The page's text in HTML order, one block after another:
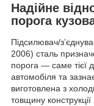
Надійне
порога
Підсилювач/
2006) сталь
порога — саме тієї
автомобіля та
виготовлена з
товщину